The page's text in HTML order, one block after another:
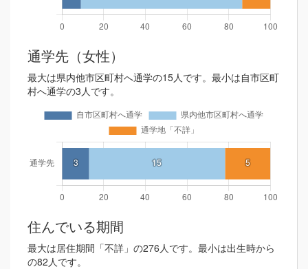
通学先（女性）
最大は県内他市区町村へ通学の15人です。最小は自市区町
村へ通学の3人です。
住んでいる期間
最大は居住期間「不詳」の276人です。最小は出生時から
の82人です。